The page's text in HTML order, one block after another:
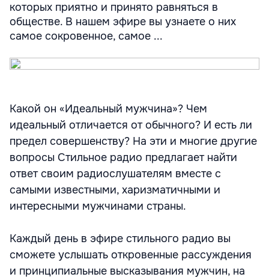
которых приятно и принято равняться в
обществе. В нашем эфире вы узнаете о них
самое сокровенное, самое ...
Какой он «Идеальный мужчина»? Чем
идеальный отличается от обычного? И есть ли
предел совершенству? На эти и многие другие
вопросы Стильное радио предлагает найти
ответ своим радиослушателям вместе с
самыми известными, харизматичными и
интересными мужчинами страны.
Каждый день в эфире стильного радио вы
сможете услышать откровенные рассуждения
и принципиальные высказывания мужчин, на